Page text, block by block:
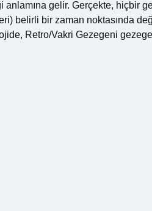
gelir. Gerçekte, hiçbir
belirli bir zaman noktasında
Retro/Vakri Gezegeni